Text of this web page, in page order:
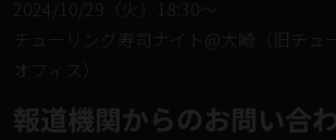
2024/10/29（火）18:30〜
チューリング寿司ナイト@大崎（旧チュ
オフィス）
報道機関からのお問い合